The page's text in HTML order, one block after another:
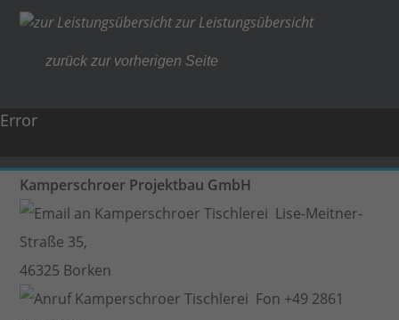
zur Leistungsübersicht
zurück zur vorherigen Seite
Error
Kamperschroer Projektbau GmbH
Lise-Meitner-
Straße 35,
46325 Borken
Fon +49 2861